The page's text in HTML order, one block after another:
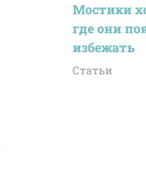
Мостики
где они
избежать
Статьи